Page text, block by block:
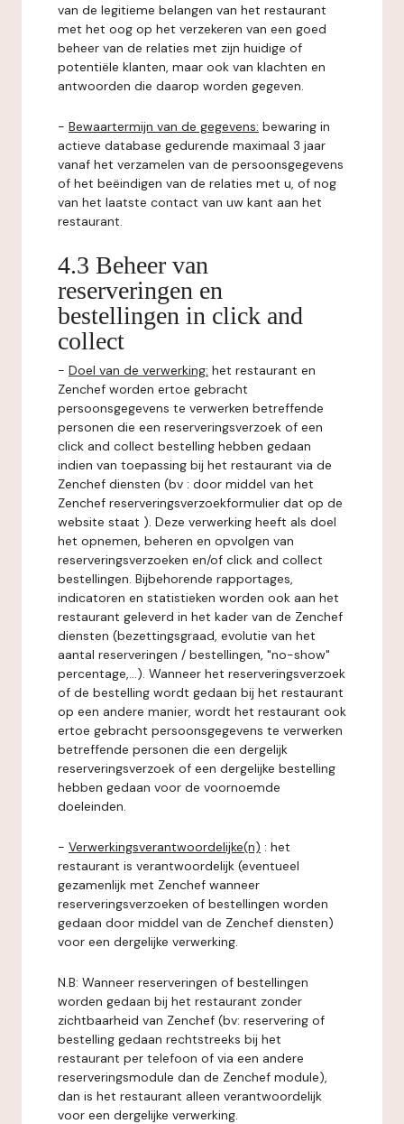
van de legitieme belangen van het restaurant
met het oog op het verzekeren van een goed
beheer van de relaties met zijn huidige of
potentiële klanten, maar ook van klachten en
antwoorden die daarop worden gegeven.
- Bewaartermijn van de gegevens: bewaring in
actieve database gedurende maximaal 3 jaar
vanaf het verzamelen van de persoonsgegevens
of het beëindigen van de relaties met u, of nog
van het laatste contact van uw kant aan het
restaurant.
4.3 Beheer van
reserveringen en
bestellingen in click and
collect
- Doel van de verwerking: het restaurant en
Zenchef worden ertoe gebracht
persoonsgegevens te verwerken betreffende
personen die een reserveringsverzoek of een
click and collect bestelling hebben gedaan
indien van toepassing bij het restaurant via de
Zenchef diensten (bv : door middel van het
Zenchef reserveringsverzoekformulier dat op de
website staat ). Deze verwerking heeft als doel
het opnemen, beheren en opvolgen van
reserveringsverzoeken en/of click and collect
bestellingen. Bijbehorende rapportages,
indicatoren en statistieken worden ook aan het
restaurant geleverd in het kader van de Zenchef
diensten (bezettingsgraad, evolutie van het
aantal reserveringen / bestellingen, "no-show"
percentage,...). Wanneer het reserveringsverzoek
of de bestelling wordt gedaan bij het restaurant
op een andere manier, wordt het restaurant ook
ertoe gebracht persoonsgegevens te verwerken
betreffende personen die een dergelijk
reserveringsverzoek of een dergelijke bestelling
hebben gedaan voor de voornoemde
doeleinden.
- Verwerkingsverantwoordelijke(n) : het
restaurant is verantwoordelijk (eventueel
gezamenlijk met Zenchef wanneer
reserveringsverzoeken of bestellingen worden
gedaan door middel van de Zenchef diensten)
voor een dergelijke verwerking.
N.B: Wanneer reserveringen of bestellingen
worden gedaan bij het restaurant zonder
zichtbaarheid van Zenchef (bv: reservering of
bestelling gedaan rechtstreeks bij het
restaurant per telefoon of via een andere
reserveringsmodule dan de Zenchef module),
dan is het restaurant alleen verantwoordelijk
voor een dergelijke verwerking.